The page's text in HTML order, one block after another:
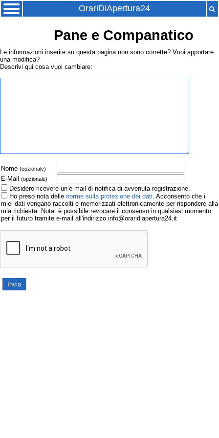
OrariDiApertura24
Pane e Companatico
Le informazioni inserite su questa pagina non sono corrette? Vuoi apportare
una modifica?
Descrivi qui cosa vuoi cambiare:
Nome (opzionale)
E-Mail (opzionale)
Desidero ricevere un’e-mail di notifica di avvenuta registrazione.
Ho preso nota delle norme sulla protezione dei dati. Acconsento che i
miei dati vengano raccolti e memorizzati elettronicamente per rispondere alla
mia richiesta. Nota: è possibile revocare il consenso in qualsiasi momento
per il futuro tramite e-mail all'indirizzo info@oraridiapertura24.it